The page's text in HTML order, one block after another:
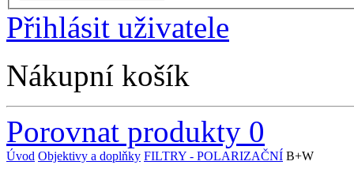
Přihlásit uživatele
Nákupní košík
Porovnat produkty 0
Úvod Objektivy a doplňky FILTRY - POLARIZAČNÍ B+W